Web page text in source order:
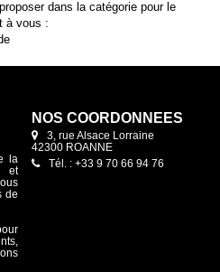
dans la catégorie pour le
à vous :
la
et
de
NOS COORDONNÉES
3, rue Alsace Lorraine
42300 ROANNE
Tél. : +33 9 70 66 94 76